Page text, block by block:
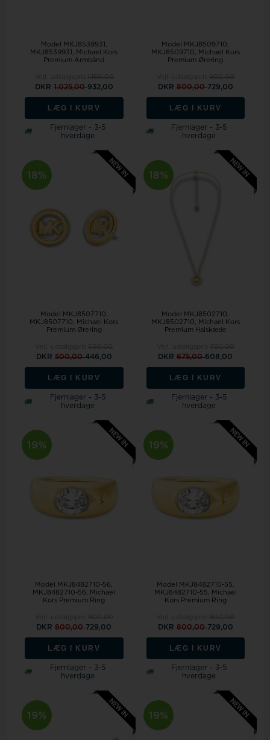
Model MKJ8539931
MKJ8539931, Michael Kors
Premium Armbånd
DKR 1.025,00932,00
LÆG I KURV
Fjernlager - 3-5
hverdage
Model MKJ8509710
MKJ8509710, Michael Kors
Premium Ørering
DKR 800,00729,00
LÆG I KURV
Fjernlager - 3-5
hverdage
18%
Model MKJ8507710
MKJ8507710, Michael Kors
Premium Ørering
DKR 500,00446,00
LÆG I KURV
Fjernlager - 3-5
hverdage
18%
Model MKJ8502710
MKJ8502710, Michael Kors
Premium Halskæde
DKR675,00608,00
LÆG I KURV
Fjernlager - 3-5
hverdage
19%
Model MKJ8482710-56
MKJ8482710-56, Michael
Kors Premium Ring
DKR800,00729,00
LÆG I KURV
Fjernlager - 3-5
hverdage
19%
Model MKJ8482710-55
MKJ8482710-55, Michael
Kors Premium Ring
DKR 800,00729,00
LÆG I KURV
Fjernlager - 3-5
hverdage
19% 19%